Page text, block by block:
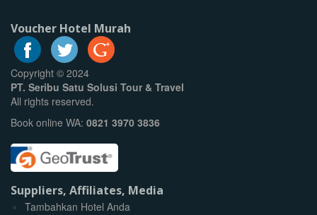
Voucher Hotel Murah
Copyright © 2024
PT. Seribu Satu Solusi Tour & Travel
All rights reserved.
Book online WA: 0821 3970 3836
Suppliers, Affiliates, Media
Tambahkan Hotel Anda